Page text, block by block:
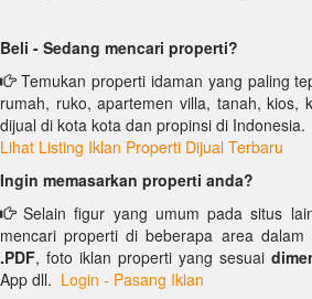
Beli - Sedang mencari properti?
Temukan properti idaman yang paling
rumah, ruko, apartemen villa, tanah, kios,
dijual di kota kota dan propinsi di Indonesia.
Lihat Listing Iklan Properti Dijual Terbaru
Ingin memasarkan properti anda?
Selain figur yang umum pada situs
mencari properti di beberapa area dalam
.PDF, foto iklan properti yang sesuai
App dll. Login - Pasang Iklan